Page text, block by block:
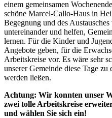
einem gemeinsamen
schöne Marcel-Callo-Haus in
Begegnung und des
untereinander und helfen,
lernen. Für die Kinder und
Angebote geben, für die
Arbeitskreise vor. Es wäre sehr
unserer Gemeinde diese Tage
werden ließen.
Achtung: Wir konnten unser
zwei tolle Arbeitskreise
und wählen Sie sich ein!